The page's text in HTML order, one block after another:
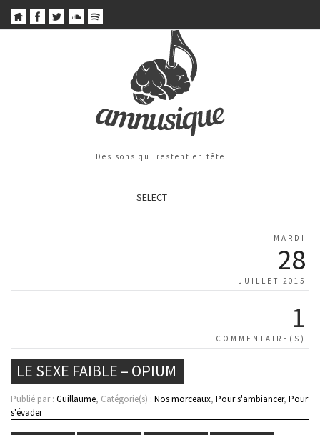
Des sons qui restent en tête
SELECT
MARDI
28
JUILLET 2015
1
COMMENTAIRE(S)
LE SEXE FAIBLE – OPIUM
Publié par : Guillaume, Catégorie(s) : Nos morceaux, Pour s'ambiancer, Pour
s'évader